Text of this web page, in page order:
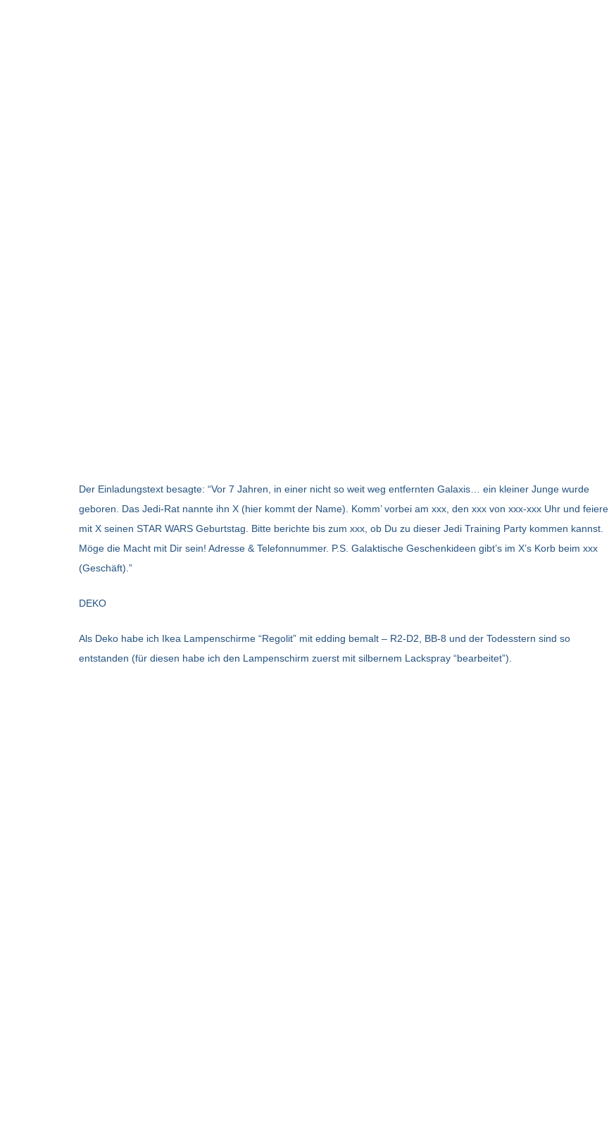
Der Einladungstext besagte: “Vor 7 Jahren, in einer nicht so weit weg entfernten Galaxis… ein kleiner Junge wurde
geboren. Das Jedi-Rat nannte ihn X (hier kommt der Name). Komm’ vorbei am xxx, den xxx von xxx-xxx Uhr und feiere
mit X seinen STAR WARS Geburtstag. Bitte berichte bis zum xxx, ob Du zu dieser Jedi Training Party kommen kannst.
Möge die Macht mit Dir sein! Adresse & Telefonnummer. P.S. Galaktische Geschenkideen gibt’s im X’s Korb beim xxx
(Geschäft).”
DEKO
Als Deko habe ich Ikea Lampenschirme “Regolit” mit edding bemalt – R2-D2, BB-8 und der Todesstern sind so
entstanden (für diesen habe ich den Lampenschirm zuerst mit silbernem Lackspray “bearbeitet”).